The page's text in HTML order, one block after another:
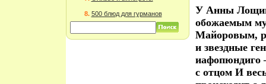
500 блюд для гурманов
У Анны
обожаемым
Майоровым,
и звездные
иафопюндиго
с отцом И